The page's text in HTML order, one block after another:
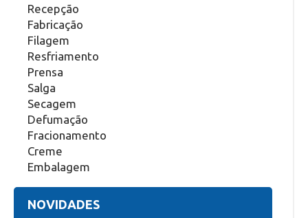
Recepção
Fabricação
Filagem
Resfriamento
Prensa
Salga
Secagem
Defumação
Fracionamento
Creme
Embalagem
NOVIDADES